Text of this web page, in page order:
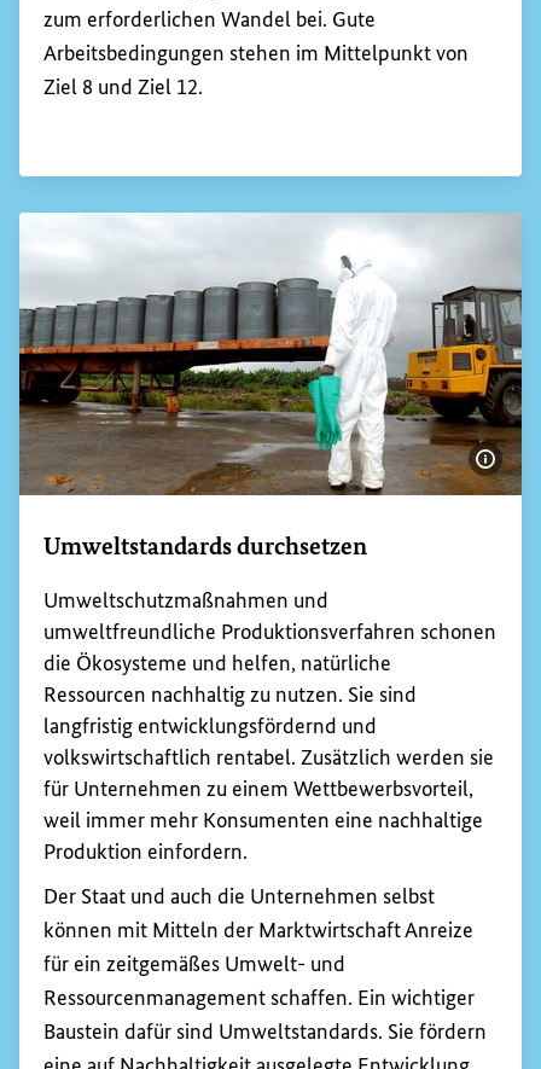
zum erforderlichen Wandel bei. Gute
Arbeitsbedingungen stehen im Mittelpunkt von
Ziel 8 und Ziel 12.
Umweltstandards durchsetzen
Umweltschutzmaßnahmen und
umweltfreundliche Produktionsverfahren schonen
die Ökosysteme und helfen, natürliche
Ressourcen nachhaltig zu nutzen. Sie sind
langfristig entwicklungsfördernd und
volkswirtschaftlich rentabel. Zusätzlich werden sie
für Unternehmen zu einem Wettbewerbsvorteil,
weil immer mehr Konsumenten eine nachhaltige
Produktion einfordern.
Der Staat und auch die Unternehmen selbst
können mit Mitteln der Marktwirtschaft Anreize
für ein zeitgemäßes Umwelt- und
Ressourcenmanagement schaffen. Ein wichtiger
Baustein dafür sind Umweltstandards. Sie fördern